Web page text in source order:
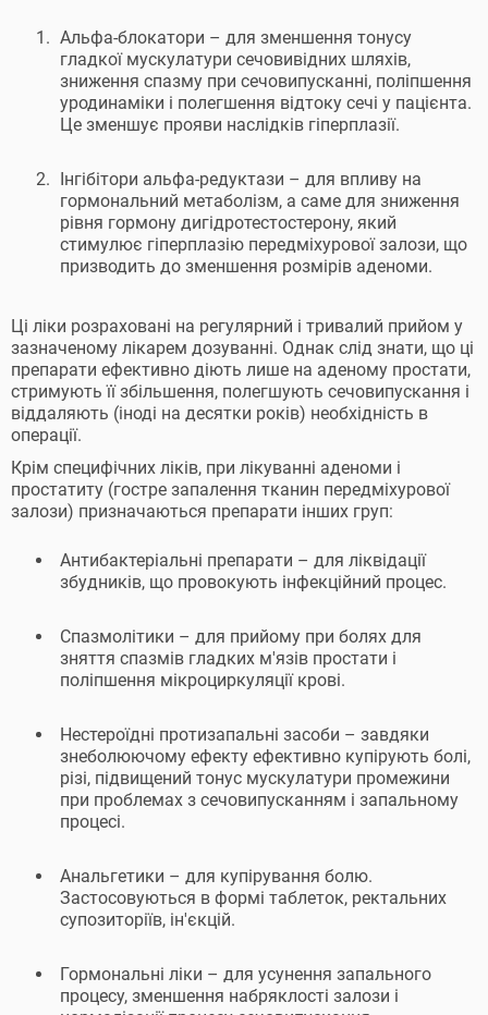
Альфа-блокатори – для зменшення тонусу
гладкої мускулатури сечовивідних шляхів,
зниження спазму при сечовипусканні, поліпшення
уродинаміки і полегшення відтоку сечі у пацієнта.
Це зменшує прояви наслідків гіперплазії.
Інгібітори альфа-редуктази – для впливу на
гормональний метаболізм, а саме для зниження
рівня гормону дигідротестостерону, який
стимулює гіперплазію передміхурової залози, що
призводить до зменшення розмірів аденоми.
Ці ліки розраховані на регулярний і тривалий прийом у
зазначеному лікарем дозуванні. Однак слід знати, що ці
препарати ефективно діють лише на аденому простати,
стримують її збільшення, полегшують сечовипускання і
віддаляють (іноді на десятки років) необхідність в
операції.
Крім специфічних ліків, при лікуванні аденоми і
простатиту (гостре запалення тканин передміхурової
залози) призначаються препарати інших груп:
Антибактеріальні препарати – для ліквідації
збудників, що провокують інфекційний процес.
Спазмолітики – для прийому при болях для
зняття спазмів гладких м'язів простати і
поліпшення мікроциркуляції крові.
Нестероїдні протизапальні засоби – завдяки
знеболюючому ефекту ефективно купірують болі,
різі, підвищений тонус мускулатури промежини
при проблемах з сечовипусканням і запальному
процесі.
Анальгетики – для купірування болю.
Застосовуються в формі таблеток, ректальних
супозиторіїв, ін'єкцій.
Гормональні ліки – для усунення запального
процесу, зменшення набряклості залози і